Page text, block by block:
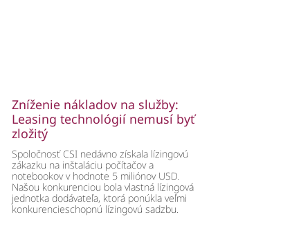
Zníženie nákladov na služby:
Leasing technológií nemusí byť
zložitý
Spoločnosť CSI nedávno získala lízingovú
zákazku na inštaláciu počítačov a
notebookov v hodnote 5 miliónov USD.
Našou konkurenciou bola vlastná lízingová
jednotka dodávateľa, ktorá ponúkla veľmi
konkurencieschopnú lízingovú sadzbu.